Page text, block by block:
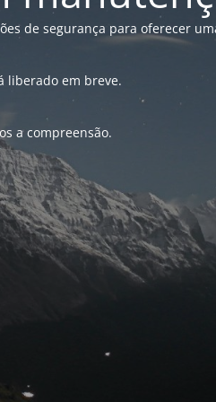
de segurança para oferecer
liberado em breve.
a compreensão.